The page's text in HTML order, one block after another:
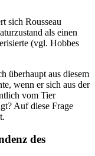
sich Rousseau
als einen
(vgl. Hobbes
überhaupt aus diesem
wenn er sich aus der
vom Tier
Auf diese Frage
des